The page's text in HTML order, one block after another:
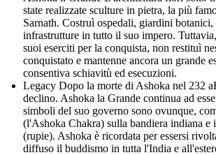
state realizzate sculture in pietra, la più
Sarnath. Costruì ospedali, giardini
infrastrutture in tutto il suo impero.
suoi eserciti per la conquista, non restituì
conquistato e mantenne ancora un grande
consentiva schiavitù ed esecuzioni.
Legacy Dopo la morte di Ashoka nel 232
declino. Ashoka la Grande continua ad
simboli del suo governo sono ovunque,
(l'Ashoka Chakra) sulla bandiera indiana e
(rupie). Ashoka è ricordata per essersi
diffuso il buddismo in tutta l'India e